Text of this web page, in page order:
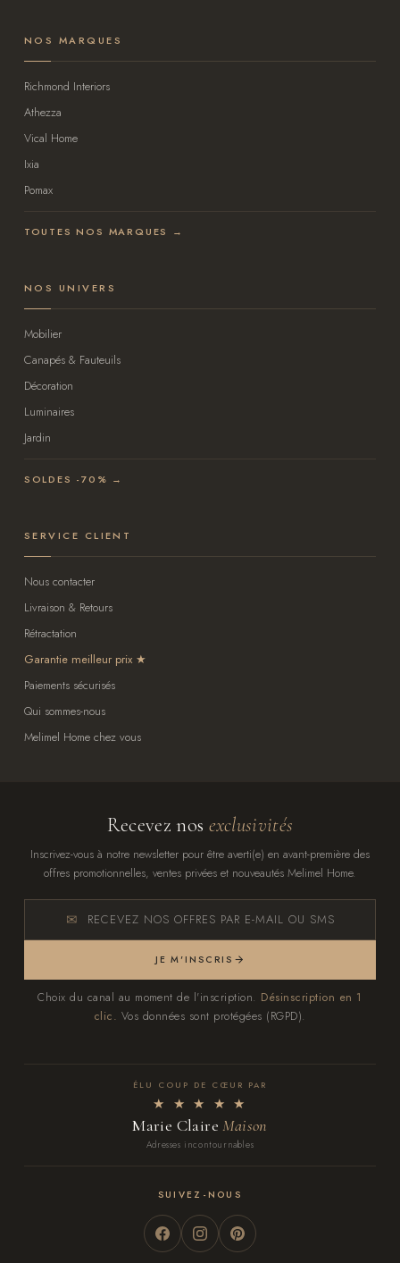
NOS MARQUES
Richmond Interiors
Athezza
Vical Home
Ixia
Pomax
TOUTES NOS MARQUES →
NOS UNIVERS
Mobilier
Canapés & Fauteuils
Décoration
Luminaires
Jardin
SOLDES -70% →
SERVICE CLIENT
Nous contacter
Livraison & Retours
Rétractation
Garantie meilleur prix
Paiements sécurisés
Qui sommes-nous
Melimel Home chez vous
Recevez nos exclusivités
Inscrivez-vous à notre newsletter pour être averti(e) en avant-première des
offres promotionnelles, ventes privées et nouveautés Melimel Home.
RECEVEZ NOS OFFRES PAR E-MAIL OU SMS
JE M'INSCRIS
Choix du canal au moment de l'inscription. Désinscription en 1
clic. Vos données sont protégées (RGPD).
ÉLU COUP DE CŒUR PAR
★ ★ ★ ★ ★
Marie ClaireMaison
Adresses incontournables
SUIVEZ-NOUS